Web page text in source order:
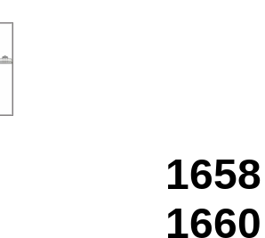
1658
1660